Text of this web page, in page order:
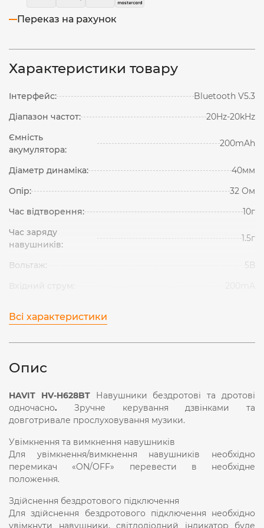
Переказ на рахунок
Характеристики товару
Інтерфейс:
Bluetooth V5.3
Діапазон частот:
20Hz-20kHz
Ємність
акумулятора:
200mAh
Діаметр динаміка:
40мм
Опір:
32 Ом
Час відтворення:
10г
Час заряду
навушників:
1.5г
Вольтаж:
5В
Всі характеристики
Опис
HAVIT HV-H628BTНавушники бездротові та дротові
одночасно. Зручне керування дзвінками та
довготривале прослуховування музики.
Увімкнення та вимкнення навушників
Для увімкнення/вимкнення навушників необхідно
перемикач «ON/OFF» перевести в необхідне
положення.
Здійснення бездротового підключення
Для здійснення бездротового підключення необхідно
увімкнути навушники, світлодіодний індикатор буде